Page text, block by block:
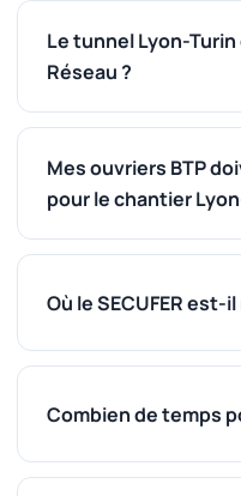
Le tunnel Lyon-
Réseau ?
Mes ouvriers BTP
pour le chantier
Où le SECUFER est-
Combien de temps